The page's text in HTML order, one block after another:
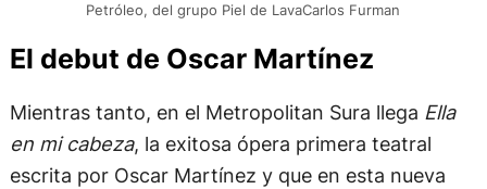
Petróleo, del grupo Piel de LavaCarlos Furman
El debut de Oscar Martínez
Mientras tanto, en el Metropolitan Sura llega Ella
en mi cabeza, la exitosa ópera primera teatral
escrita por Oscar Martínez y que en esta nueva